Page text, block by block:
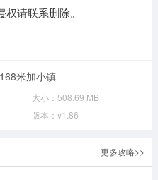
请联系删除。
米加小镇
大小： 508.69 MB
版本：v1.86
更多攻略>>